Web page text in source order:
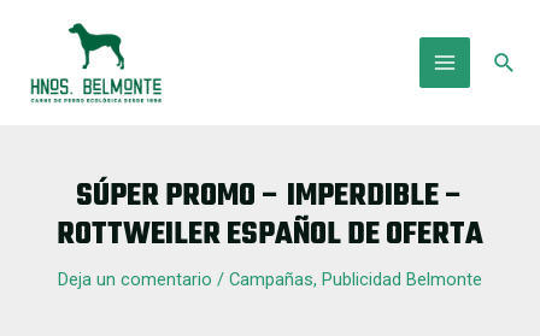
Main
SÚPER PROMO – IMPERDIBLE –
ROTTWEILER ESPAÑOL DE OFERTA
Deja un comentario / Campañas, Publicidad Belmonte